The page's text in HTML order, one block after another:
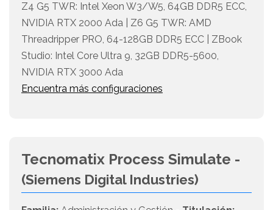
Z4 G5 TWR: Intel Xeon W3/W5, 64GB DDR5 ECC,
NVIDIA RTX 2000 Ada | Z6 G5 TWR: AMD
Threadripper PRO, 64-128GB DDR5 ECC | ZBook
Studio: Intel Core Ultra 9, 32GB DDR5-5600,
NVIDIA RTX 3000 Ada
Encuentra más configuraciones
Tecnomatix Process Simulate -
(Siemens Digital Industries)